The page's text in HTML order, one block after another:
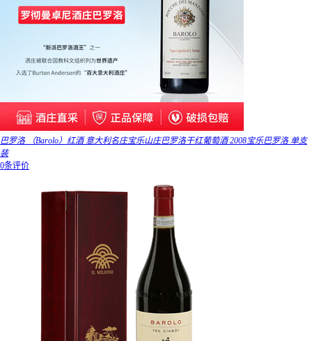
巴罗洛 （Barolo）红酒 意大利名庄宝乐山庄巴罗洛干红葡萄酒 2008宝乐巴罗洛 单支
装
0条评价